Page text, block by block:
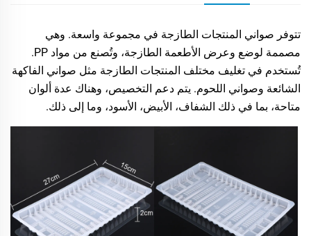
تتوفر صواني المنتجات الطازجة في مجموعة واسعة. وهي
مصممة لوضع وعرض الأطعمة الطازجة، وتُصنع من مواد PP.
تُستخدم في تغليف مختلف المنتجات الطازجة مثل صواني الفاكهة
الشائعة وصواني اللحوم. يتم دعم التخصيص، وهناك عدة ألوان
متاحة، بما في ذلك الشفاف، الأبيض، الأسود، وما إلى ذلك.